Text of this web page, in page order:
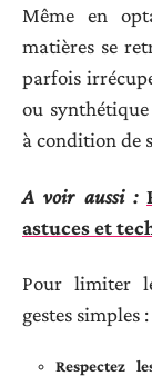
Même en
matières se
parfois
ou
à condition de
A voir aussi :
astuces et
Pour limiter
gestes simples :
Respectez